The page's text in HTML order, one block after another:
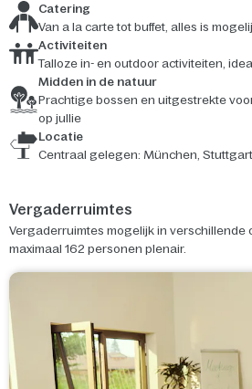
Catering
Van a la carte tot buffet, alles is
Activiteiten
Talloze in- en outdoor activiteiten,
Midden in de natuur
Prachtige bossen en uitgestrekte
op jullie
Locatie
Centraal gelegen: München,
Vergaderruimtes
Vergaderruimtes mogelijk in verschillende
maximaal 162 personen plenair.